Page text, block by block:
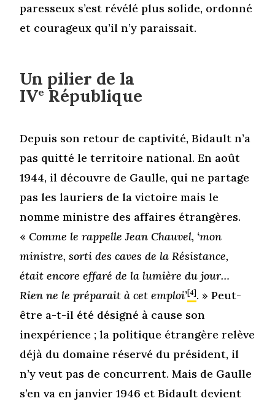
paresseux s’est révélé plus solide, ordonné
et courageux qu’il n’y paraissait.
Un pilier de la
IVe République
Depuis son retour de captivité, Bidault n’a
pas quitté le territoire national. En août
1944, il découvre de Gaulle, qui ne partage
pas les lauriers de la victoire mais le
nomme ministre des affaires étrangères.
«Comme le rappelle Jean Chauvel, ‘mon
ministre, sorti des caves de la Résistance,
était encore effaré de la lumière du jour…
Rien ne le préparait à cet emploi’[4]. » Peut-
être a-t-il été désigné à cause son
inexpérience ; la politique étrangère relève
déjà du domaine réservé du président, il
n’y veut pas de concurrent. Mais de Gaulle
s’en va en janvier 1946 et Bidault devient